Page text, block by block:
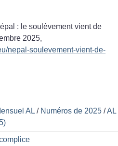
: le soulèvement vient de
2025,
nepal-soulevement-vient-de-
AL / Numéros de 2025 /AL